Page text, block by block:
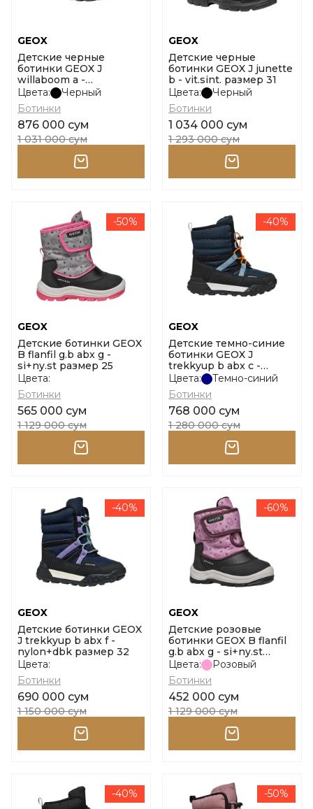
GEOX
Детские черные
ботинки GEOX J
willaboom a -
scam.sintetico размер
32
Цвета:
Черный
Ботинки
876 000 сум
1 031 000 сум
GEOX
Детские черные
ботинки GEOX J junette
b - vit.sint. размер 31
Цвета:
Черный
Ботинки
1 034 000 сум
1 293 000 сум
-50%
GEOX
Детские ботинки GEOX
B flanfil g.b abx g -
si+ny.st размер 25
Цвета:
Ботинки
565 000 сум
1 129 000 сум
-40%
GEOX
Детские темно-синие
ботинки GEOX J
trekkyup b abx c -
nylon+dbk размер 34
Цвета:
Темно-синий
Ботинки
768 000 сум
1 280 000 сум
-40%
GEOX
Детские ботинки GEOX
J trekkyup b abx f -
nylon+dbk размер 32
Цвета:
Ботинки
690 000 сум
1 150 000 сум
-60%
GEOX
Детские розовые
ботинки GEOX B flanfil
g.b abx g - si+ny.st
размер 24
Цвета:
Розовый
Ботинки
452 000 сум
1 129 000 сум
-40% -50%